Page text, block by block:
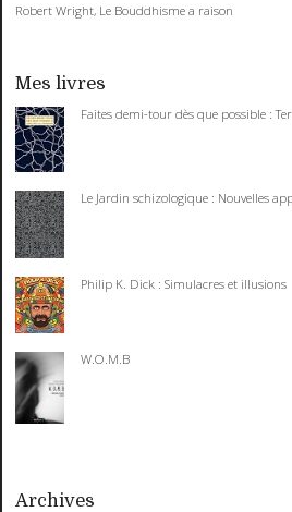
Robert Wright, Le Bouddhisme a raison
Mes livres
Faites demi-tour dès que possible :
Le Jardin schizologique : Nouvelles
Philip K. Dick : Simulacres et illusions
W.O.M.B
Archives